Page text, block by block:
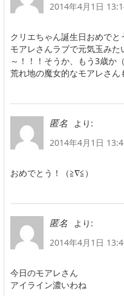
2014年4月1日
クリエちゃん誕生日おめでと
モアレさんラブで元気玉み
～！！！そうか、もう3歳か（
荒れ地の魔女的なモアレさん
匿名
より:
2014年4月1日
おめでとう！（≧∇≦）
匿名
より:
2014年4月1日
今日のモアレさん
アイライン濃いわね